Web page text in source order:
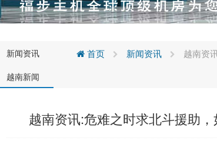
新闻资讯
越南新闻
首页 新闻资讯 越南资
越南资讯:危难之时求北斗援助